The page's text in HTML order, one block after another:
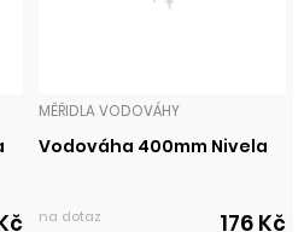
MĚŘIDLA VODOVÁHY
Vodováha 400mm Nivela
na dotaz 176 Kč